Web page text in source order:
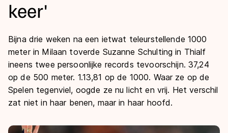
Marathon
Langebaan
Shorttrack
Inlineskaten
Kunstschaatsen
Schoonrijden
Uitslagen
Langebaan
Shorttrack
Marathon
Inlineskaten
Kunstschaatsen
Tijden & historie
Ranglijsten Langebaan
Persoonlijke records & tijden
Historie & statistiek
De weg op
Inschrijven wedstrijden
Schaatsfans
keer'
Bijna drie weken na een ietwat teleurstellende 1000
meter in Milaan toverde Suzanne Schulting in Thialf
ineens twee persoonlijke records tevoorschijn. 37,24
op de 500 meter. 1.13,81 op de 1000. Waar ze op de
Spelen tegenviel, oogde ze nu licht en vrij. Het verschil
zat niet in haar benen, maar in haar hoofd.